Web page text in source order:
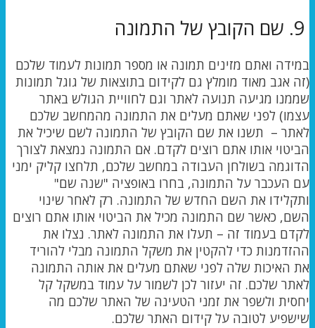
במידה ואתם מזינים תמונה או מספר תמונות לעמוד שלכם
(זה אגב מאוד מומלץ גם לקידום בתוצאות של גוגל תמונות
שממנו מגיעה תנועה לאתר וגם לחוויית הגולש באתר
עצמו) לפני שאתם מעלים את התמונה מהמחשב שלכם
לאתר – תשנו את שם הקובץ של התמונה לשם שיכיל את
הביטוי אותו אתם רוצים לקדם. אם התמונה נמצאת לצורך
הדוגמה בשולחן העבודה במחשב שלכם, תלחצו קליק ימני
עם העכבר על התמונה, בחרו באופציה "שנה שם"
ותקלידו את השם החדש של התמונה. רק לאחר שינוי
השם, כאשר שם התמונה מכיל את הביטוי אותו אתם רוצים
לקדם בעמוד זה – תעלו את התמונה לאתר. נצלו את
ההזדמנות כדי להקטין את משקל התמונה מבלי להוריד
את האיכות שלה לפני שאתם מעלים את אותה התמונה
לאתר שלכם. זה יעזור לכן לשמור על עמוד במשקל קל
יחסית ולשפר את זמני הטעינה של האתר שלכם מה
שישפיע לטובה על קידום האתר שלכם.